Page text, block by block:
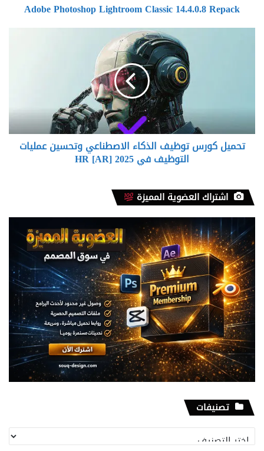
Adobe Photoshop Lightroom Classic 14.4.0.8 Repack
التوظيف
في
HRتحميل كورس توظيف الذكاء الاصطناعي وتحسين عمليات
التوظيف في HR [AR] 2025
اشتراك العضوية المميزة
تصنيفات
تصنيفات